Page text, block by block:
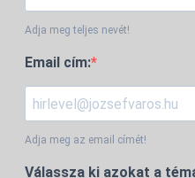
Adja meg teljes nevét!
Email cím:
Adja meg az email címét!
Válassza ki azokat a